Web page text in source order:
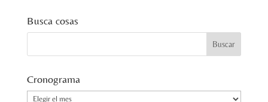
Busca cosas
Cronograma
Cronograma